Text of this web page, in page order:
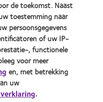
de toekomst. Naast
toestemming naar
persoonsgegevens
of uw IP-
, functionele
voor meer
en, met betrekking
uw
.